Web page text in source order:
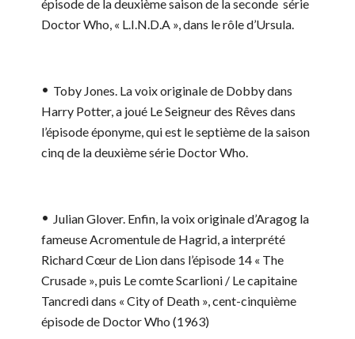
épisode de la deuxième saison de la seconde série
Doctor Who, « L.I.N.D.A », dans le rôle d’Ursula.
Toby Jones. La voix originale de Dobby dans
Harry Potter, a joué Le Seigneur des Rêves dans
l’épisode éponyme, qui est le septième de la saison
cinq de la deuxième série Doctor Who.
Julian Glover. Enfin, la voix originale d’Aragog la
fameuse Acromentule de Hagrid, a interprété
Richard Cœur de Lion dans l’épisode 14 « The
Crusade », puis Le comte Scarlioni / Le capitaine
Tancredi dans « City of Death », cent-cinquième
épisode de Doctor Who (1963)